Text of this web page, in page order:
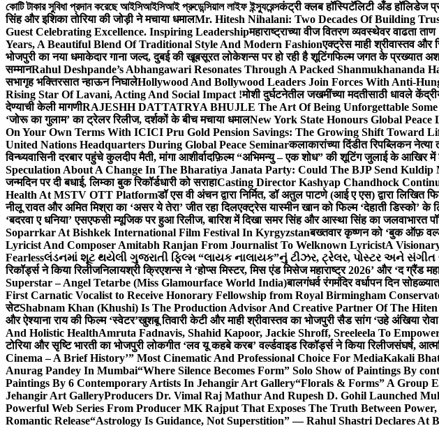
কোটি টাকার সুবিধা প্রদান করেছে আইসিআইসিআই প্রুডেন্সিয়াল লাইফ ইন্স্যুরেন্সकंट्री क्लब हॉस्पिटॅलिटी अँड हॉलिडेज
सिंह और इशिका तोरिया की जोड़ी ने मचाया धमालMr. Hitesh Nihalani: Two Decades Of Building
Guest Celebrating Excellence. Inspiring Leadershipमहाराष्ट्राच्या वीज वितरण व्यवस्थेवर वाढता
Years, A Beautiful Blend Of Traditional Style And Modern Fashionएक्ट्रेस माही श्रीवास्तव और
भोजपुरी का नया धमाकेदार गाना जल्द, दुबई की खूबसूरत लोकेशन्स पर हो रही है शूटिंगफिल्म जगत के प्रख्यात
सम्मानRahul Deshpande’s Abhangawari Resonates Through A Packed Shanmukhananda
सभागृह भक्तिरसात न्हाऊन निघालेHollywood And Bollywood Leaders Join Forces With Anti-
Rising Star Of Lavani, Acting And Social Impact !मोशी दुर्घटनेतील जखमींच्या मदतीसाठी धावले
देण्याची केली मागणीRAJESHH DATTATRYA BHUJLE The Art Of Being Unforgettable
‘जोरू का गुलाम’ का ट्रेलर रिलीज, दर्शकों के बीच मचाया धमालNew York State Honours Global
On Your Own Terms With ICICI Pru Gold Pension Savings: The Growing Shift Toward
United Nations Headquarters During Global Peace Seminarकलाकारांच्या दिंडीत रिपब्लिकन नेत्या
विन्ध्यवासिनी दरबार पहुंचे कुलदीप मैती, मांगा आशीर्वादफ़िल्म “अभिमन्यु – एक शोध” की शूटिंग जुलाई के आखिर में
Speculation About A Change In The Bharatiya Janata Party: Could The BJP Send Kuldip
जन्मदिन पर दी बधाई, लिम्का बुक रिकॉर्डधारी को सराहाCasting Director Kashyap Chandhock
Health At MSTV OTT Platformडॉ एस वी अंचन द्वारा निर्मित, डॉ अतुल पाटणे (आई ए एस) द्वारा
नीलू रावत और अमित मिश्रा का ‘असर ये तेरा’ जीत रहा दिलएक्ट्रेस यास्मीन खान को फिल्म ‘देहाती डिस्को’ के
‘बदरवा ए धनिया’ एसएफसी म्यूजिक पर हुआ रिलीज, बारिश में दिखा समर सिंह और आस्था सिंह का जलवाभारत
Soparrkar At Bishkek International Film Festival In Kyrgyzstanबख्तवार कृष्णन को ‘बुक ऑफ़
Lyricist And Composer Amitabh Ranjan From Journalist To Welknown LyricistA
Fearlessલંડનમાં શૂટ થયેલી ગુજરાતી ફિલ્મ “લાયક નાલાયક”નું ટીઝર, ટ્રેલર, પોસ્ટર અને સંગીત
रिकॉर्ड्स ने किया रिलीजनिलायश्री क्रिएशन्स ने ‘होप्स मिस्टर, मिस एंड मिसेज महाराष्ट्र 2026’ और ‘द ग्रैंड
Superstar – Angel Tetarbe (Miss Glamourface World India)बालगंधर्व रंगमंदिर वर्धापन दिन
First Carnatic Vocalist to Receive Honorary Fellowship from Royal Birmingham
सेटShabnam Khan (Khushi) Is The Production Advisor And Creative Partner Of The
और ऐश्याना राय की फिल्म ‘स्वेटर’खुशबू तिवारी केटी और माही श्रीवास्तव का भोजपुरी सैड सांग ‘उहे अंखिया रोवा
And Holistic HealthAmruta Fadnavis, Shahid Kapoor, Jackie Shroff, Sreeleela To
टोरिया और सृष्टि भारती का भोजपुरी लोकगीत ‘लव यू कहबे करब’ वर्ल्डवाइड रिकॉर्ड्स ने किया रिलीजसंघर्ष,
Cinema – A Brief History’” Most Cinematic And Professional Choice For MediaKakali
Anurag Pandey In Mumbai“Where Silence Becomes Form” Solo Show of Paintings By
Paintings By 6 Contemporary Artists In Jehangir Art Gallery“Florals & Forms” A Group
Jehangir Art GalleryProducers Dr. Vimal Raj Mathur And Rupesh D. Gohil Launched
Powerful Web Series From Producer MK Rajput That Exposes The Truth Between
Romantic Release“Astrology Is Guidance, Not Superstition” — Rahul Shastri Declares At